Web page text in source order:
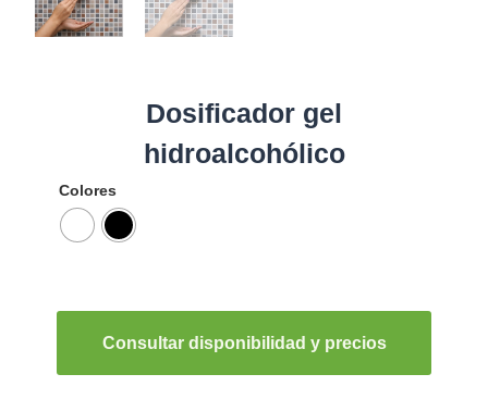
Dosificador gel
hidroalcohólico
Colores
Consultar disponibilidad y precios